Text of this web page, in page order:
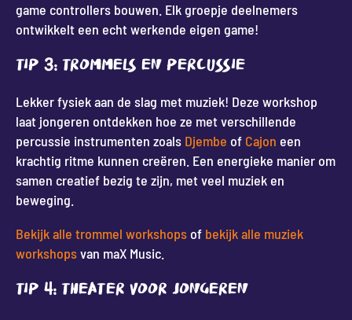
game controllers bouwen. Elk groepje deelnemers
ontwikkelt een echt werkende eigen game!
Tip 3: Trommels en Percussie
Lekker fysiek aan de slag met muziek! Deze workshop
laat jongeren ontdekken hoe ze met verschillende
percussie instrumenten zoals Djembe of Cajon een
krachtig ritme kunnen creëren. Een energieke manier om
samen creatief bezig te zijn, met veel muziek en
beweging.
Bekijk alle trommel workshopsof bekijk alle muziek
workshopsvan maX Music.
Tip 4: Theater voor jongeren